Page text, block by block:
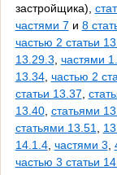
застройщика),
частями 7 и 8
частью 2 статьи
13.29.3 частями
13.34, частью 2
статьи 13.37
13.40, статьями
статьями 13.51
14.1.4, частями 3
частью 3 статьи